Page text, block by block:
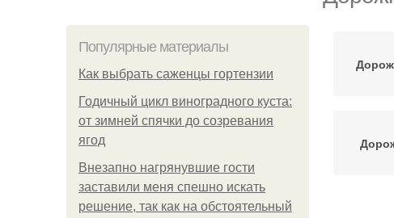
Популярные материалы
Как выбрать саженцы гортензии
Годичный цикл виноградного куста:
от зимней спячки до созревания
ягод
Внезапно нагрянувшие гости
заставили меня спешно искать
решение, так как на обстоятельный